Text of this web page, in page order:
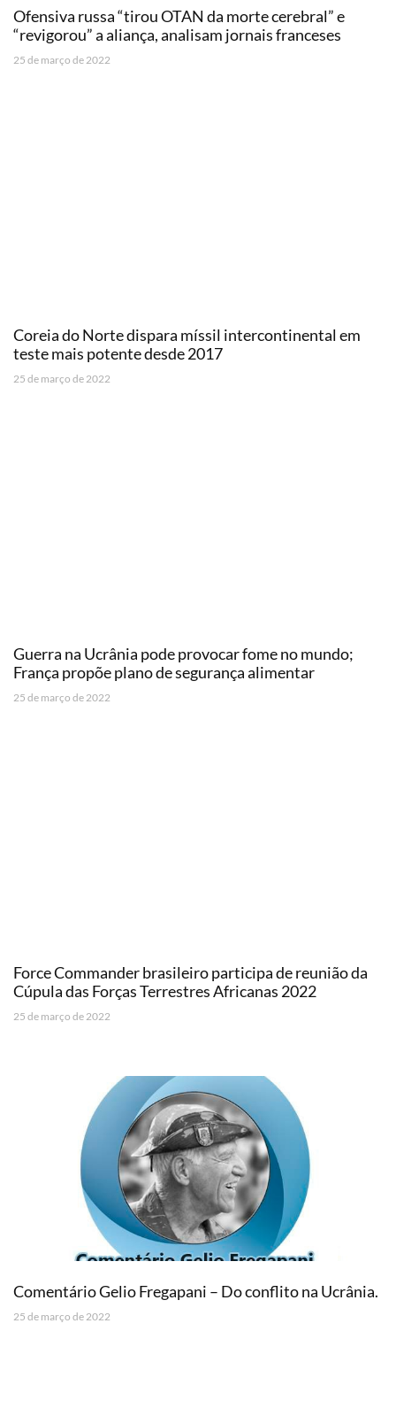
Ofensiva russa “tirou OTAN da morte cerebral” e
“revigorou” a aliança, analisam jornais franceses
25 de março de 2022
Coreia do Norte dispara míssil intercontinental em
teste mais potente desde 2017
25 de março de 2022
Guerra na Ucrânia pode provocar fome no mundo;
França propõe plano de segurança alimentar
25 de março de 2022
Force Commander brasileiro participa de reunião da
Cúpula das Forças Terrestres Africanas 2022
25 de março de 2022
Comentário Gelio Fregapani – Do conflito na Ucrânia.
25 de março de 2022